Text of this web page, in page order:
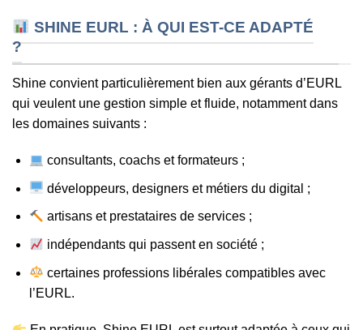
SHINE EURL : À QUI EST-CE ADAPTÉ
?
Shine convient particulièrement bien aux gérants d’EURL
qui veulent une gestion simple et fluide, notamment dans
les domaines suivants :
consultants, coachs et formateurs ;
développeurs, designers et métiers du digital ;
artisans et prestataires de services ;
indépendants qui passent en société ;
certaines professions libérales compatibles avec
l’EURL.